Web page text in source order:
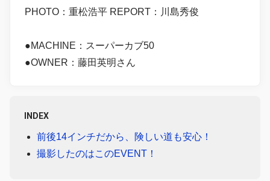
PHOTO：重松浩平 REPORT：川島秀俊
●MACHINE：スーパーカブ50
●OWNER：藤田英明さん
INDEX
前後14インチだから、険しい道も安心！
撮影したのはこのEVENT！